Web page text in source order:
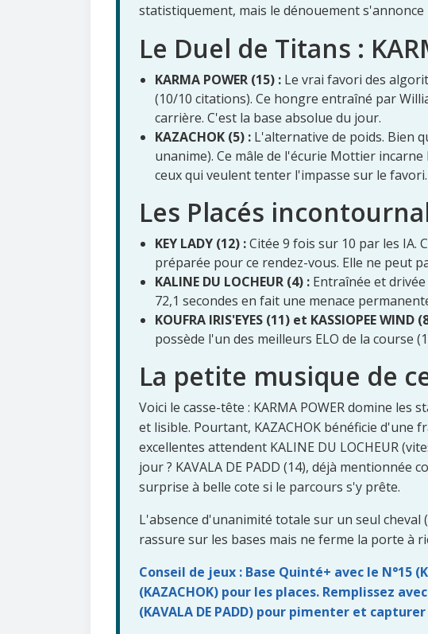
statistiquement, mais le dénouement
Le Duel de Titans :
KARMA POWER (15) : Le vrai favori des
(10/10 citations). Ce hongre entraîné par
carrière. C'est la base absolue du jour.
KAZACHOK (5) : L'alternative de poids. Bien
unanime). Ce mâle de l'écurie Mottier
ceux qui veulent tenter l'impasse sur le favori.
Les Placés
KEY LADY (12) :Citée 9 fois sur 10 par les IA.
préparée pour ce rendez-vous. Elle ne peut
KALINE DU LOCHEUR (4) : Entraînée et
72,1 secondes en fait une menace
KOUFRA IRIS'EYES (11) et KASSIOPEE WIND
possède l'un des meilleurs ELO de la course
La petite musique de
Voici le casse-tête : KARMA POWER domine
et lisible. Pourtant, KAZACHOK bénéficie d'une
excellentes attendent KALINE DU LOCHEUR
jour ? KAVALA DE PADD (14), déjà
surprise à belle cote si le parcours s'y prête.
L'absence d'unanimité totale sur un seul
rassure sur les bases mais ne ferme la porte à
Conseil de jeux : Base Quinté+ avec le N°15
(KAZACHOK) pour les places. Remplissez
(KAVALA DE PADD) pour pimenter et